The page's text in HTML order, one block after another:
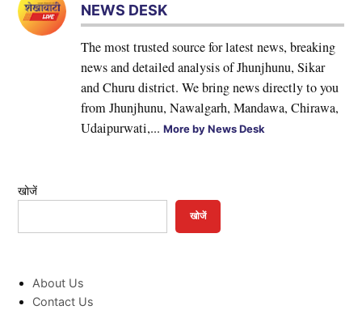
NEWS DESK
The most trusted source for latest news, breaking
news and detailed analysis of Jhunjhunu, Sikar
and Churu district. We bring news directly to you
from Jhunjhunu, Nawalgarh, Mandawa, Chirawa,
Udaipurwati,...More by News Desk
खोजें
खोजें
About Us
Contact Us